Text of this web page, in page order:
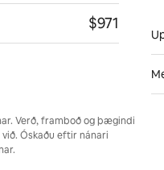
$971
Verð, framboð og þægindi
Óskaðu eftir nánari